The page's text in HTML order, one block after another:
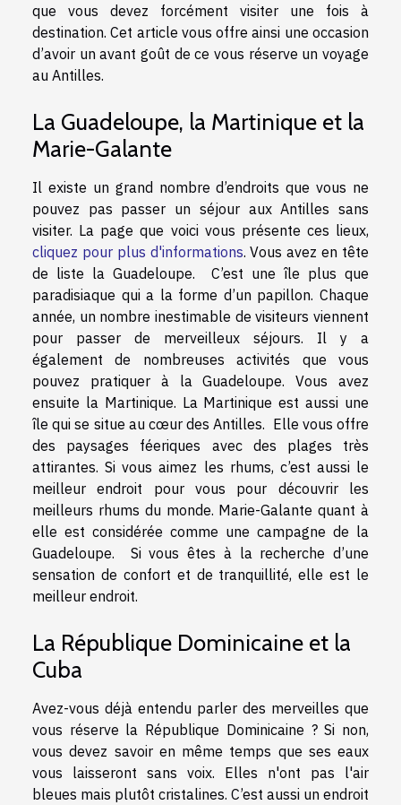
que vous devez forcément visiter une fois à
destination. Cet article vous offre ainsi une occasion
d’avoir un avant goût de ce vous réserve un voyage
au Antilles.
La Guadeloupe, la Martinique et la
Marie-Galante
Il existe un grand nombre d’endroits que vous ne
pouvez pas passer un séjour aux Antilles sans
visiter. La page que voici vous présente ces lieux,
cliquez pour plus d'informations. Vous avez en tête
de liste la Guadeloupe. C’est une île plus que
paradisiaque qui a la forme d’un papillon. Chaque
année, un nombre inestimable de visiteurs viennent
pour passer de merveilleux séjours. Il y a
également de nombreuses activités que vous
pouvez pratiquer à la Guadeloupe. Vous avez
ensuite la Martinique. La Martinique est aussi une
île qui se situe au cœur des Antilles. Elle vous offre
des paysages féeriques avec des plages très
attirantes. Si vous aimez les rhums, c’est aussi le
meilleur endroit pour vous pour découvrir les
meilleurs rhums du monde. Marie-Galante quant à
elle est considérée comme une campagne de la
Guadeloupe. Si vous êtes à la recherche d’une
sensation de confort et de tranquillité, elle est le
meilleur endroit.
La République Dominicaine et la
Cuba
Avez-vous déjà entendu parler des merveilles que
vous réserve la République Dominicaine ? Si non,
vous devez savoir en même temps que ses eaux
vous laisseront sans voix. Elles n'ont pas l'air
bleues mais plutôt cristalines. C’est aussi un endroit